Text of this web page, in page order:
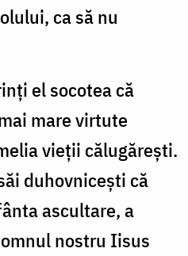
ca să nu
el socotea că
mare virtute
vieții călugărești.
duhovnicești că
ascultare, a
nostru Iisus